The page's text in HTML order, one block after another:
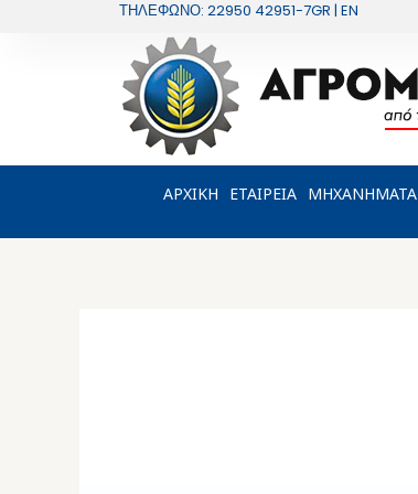
ΤΗΛΕΦΩΝΟ: 22950 42951-7GR | EN
ΑΡΧΙΚΗ ΕΤΑΙΡΕΙΑ ΜΗΧΑΝΗΜΑΤΑ